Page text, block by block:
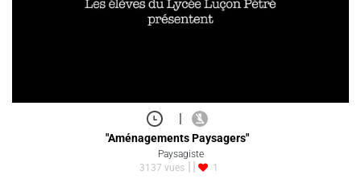
|
"Aménagements Paysagers"
Paysagiste
3137 vues
1